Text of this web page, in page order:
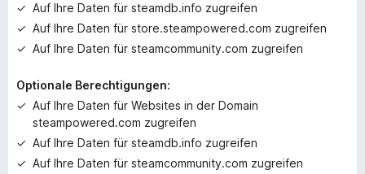
e
B
e
e
n
g
Auf Ihre Daten für steamdb.info zugreifen
Auf Ihre Daten für store.steampowered.com zugreifen
Auf Ihre Daten für steamcommunity.com zugreifen
Optionale Berechtigungen:
Auf Ihre Daten für Websites in der Domain
steampowered.com zugreifen
Auf Ihre Daten für steamdb.info zugreifen
Auf Ihre Daten für steamcommunity.com zugreifen